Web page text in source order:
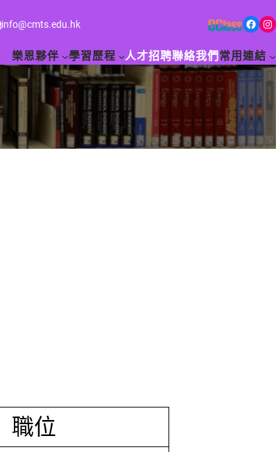
info@cmts.edu.hk Facebook Instagram
樂恩夥伴 學習歷程 人才招聘聯絡我們 常用連結
職位